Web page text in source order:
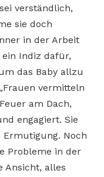
verständlich,
sie doch
in der Arbeit
Indiz dafür,
das Baby allzu
vermitteln
am Dach,
engagiert. Sie
Noch
Probleme in der
Ansicht, alles